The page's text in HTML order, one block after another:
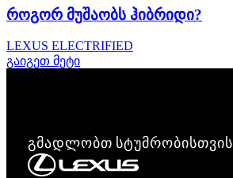
როგორ მუშაობს ჰიბრიდი?
LEXUS ELECTRIFIED
გაიგეთ მეტი
გმადლობთ სტუმრობისთვის